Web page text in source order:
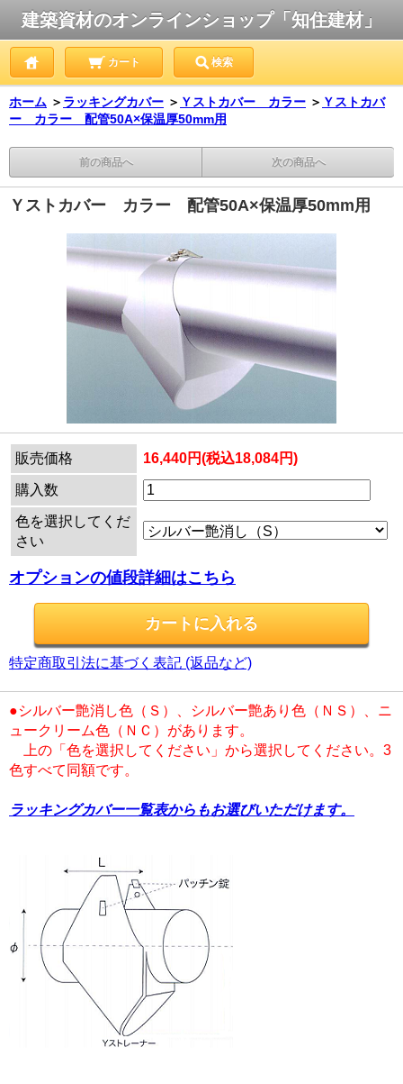
建築資材のオンラインショップ「知住建材」
カート 検索
ホーム ＞ ラッキングカバー ＞ Ｙストカバー カラー ＞ Ｙストカバ
ー カラー 配管50A×保温厚50mm用
前の商品へ 次の商品へ
Ｙストカバー カラー 配管50A×保温厚50mm用
販売価格 16,440円(税込18,084円)
購入数
色を選択してくだ
さい
オプションの値段詳細はこちら
特定商取引法に基づく表記 (返品など)
●シルバー艶消し色（Ｓ）、シルバー艶あり色（ＮＳ）、ニ
ュークリーム色（ＮＣ）があります。
上の「色を選択してください」から選択してください。3
色すべて同額です。
ラッキングカバー一覧表からもお選びいただけます。